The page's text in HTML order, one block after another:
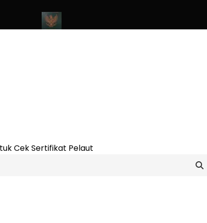
Cek Sertifikat Pelaut